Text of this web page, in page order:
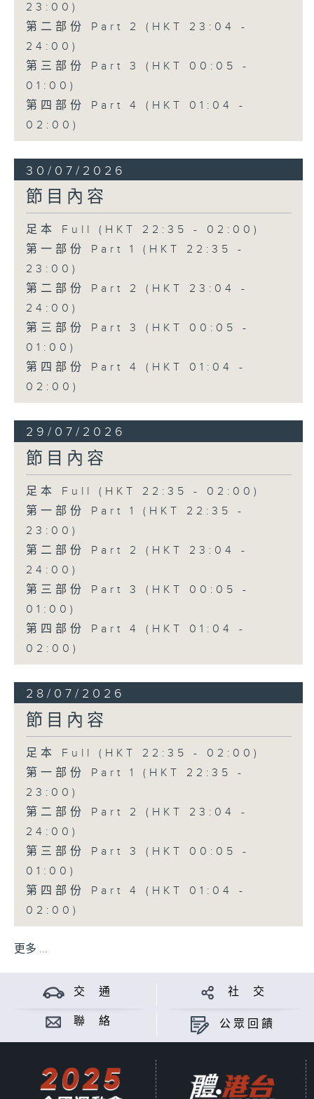
23:00)
第二部份 Part 2 (HKT 23:04 -
24:00)
第三部份 Part 3 (HKT 00:05 -
01:00)
第四部份 Part 4 (HKT 01:04 -
02:00)
30/07/2026
節目內容
足本 Full (HKT 22:35 - 02:00)
第一部份 Part 1 (HKT 22:35 -
23:00)
第二部份 Part 2 (HKT 23:04 -
24:00)
第三部份 Part 3 (HKT 00:05 -
01:00)
第四部份 Part 4 (HKT 01:04 -
02:00)
29/07/2026
節目內容
足本 Full (HKT 22:35 - 02:00)
第一部份 Part 1 (HKT 22:35 -
23:00)
第二部份 Part 2 (HKT 23:04 -
24:00)
第三部份 Part 3 (HKT 00:05 -
01:00)
第四部份 Part 4 (HKT 01:04 -
02:00)
28/07/2026
節目內容
足本 Full (HKT 22:35 - 02:00)
第一部份 Part 1 (HKT 22:35 -
23:00)
第二部份 Part 2 (HKT 23:04 -
24:00)
第三部份 Part 3 (HKT 00:05 -
01:00)
第四部份 Part 4 (HKT 01:04 -
02:00)
更多 ...
交 通 社 交
聯 絡 公眾回饋